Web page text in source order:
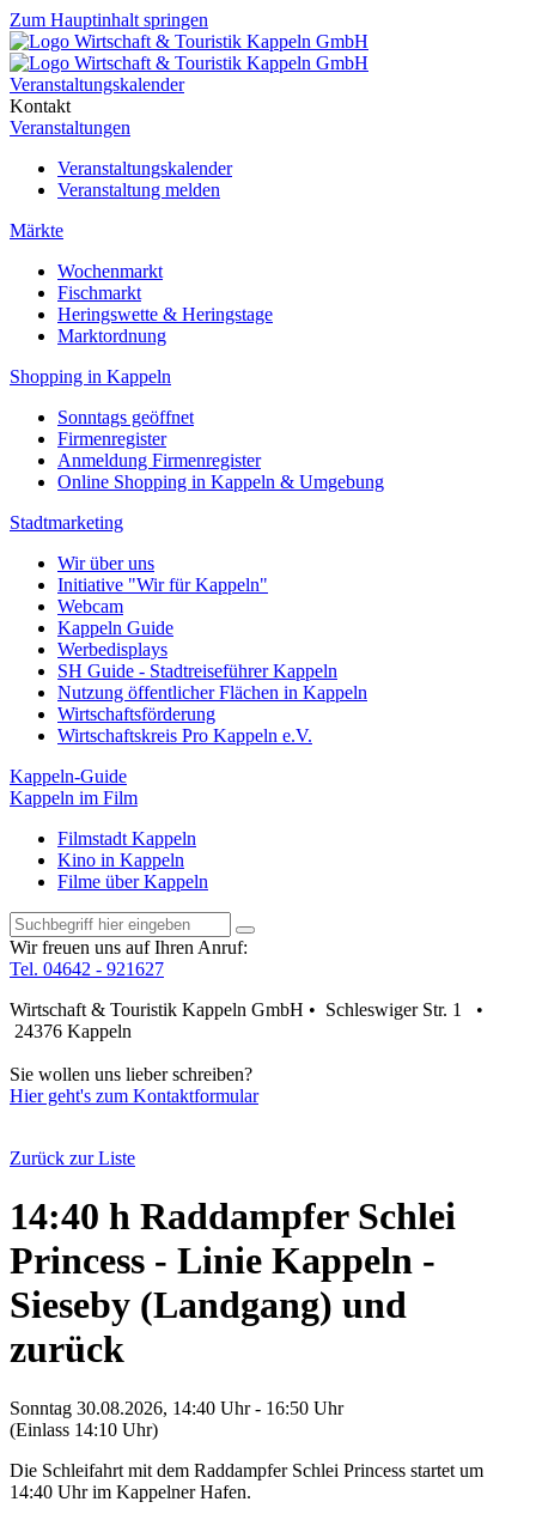
Zum Hauptinhalt springen
Veranstaltungskalender
Kontakt
Veranstaltungen
Veranstaltungskalender
Veranstaltung melden
Märkte
Wochenmarkt
Fischmarkt
Heringswette & Heringstage
Marktordnung
Shopping in Kappeln
Sonntags geöffnet
Firmenregister
Anmeldung Firmenregister
Online Shopping in Kappeln & Umgebung
Stadtmarketing
Wir über uns
Initiative "Wir für Kappeln"
Webcam
Kappeln Guide
Werbedisplays
SH Guide - Stadtreiseführer Kappeln
Nutzung öffentlicher Flächen in Kappeln
Wirtschaftsförderung
Wirtschaftskreis Pro Kappeln e.V.
Kappeln-Guide
Kappeln im Film
Filmstadt Kappeln
Kino in Kappeln
Filme über Kappeln
Wir freuen uns auf Ihren Anruf:
Tel. 04642 - 921627
Wirtschaft & Touristik Kappeln GmbH • Schleswiger Str. 1 •
24376 Kappeln
Sie wollen uns lieber schreiben?
Hier geht's zum Kontaktformular
Zurück zur Liste
14:40 h Raddampfer Schlei
Princess - Linie Kappeln -
Sieseby (Landgang) und
zurück
Sonntag 30.08.2026, 14:40 Uhr - 16:50 Uhr
(Einlass 14:10 Uhr)
Die Schleifahrt mit dem Raddampfer Schlei Princess startet um
14:40 Uhr im Kappelner Hafen.